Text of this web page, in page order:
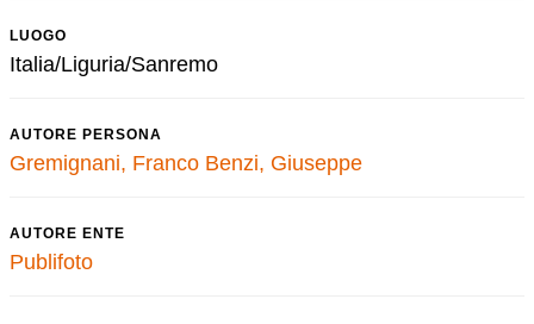
LUOGO
Italia/Liguria/Sanremo
AUTORE PERSONA
Gremignani, Franco Benzi, Giuseppe
AUTORE ENTE
Publifoto